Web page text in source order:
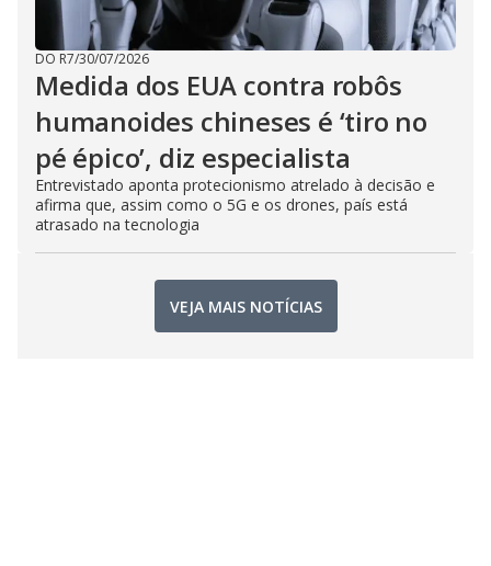
DO R7/30/07/2026
Medida dos EUA contra robôs
humanoides chineses é ‘tiro no
pé épico’, diz especialista
Entrevistado aponta protecionismo atrelado à decisão e
afirma que, assim como o 5G e os drones, país está
atrasado na tecnologia
VEJA MAIS NOTÍCIAS